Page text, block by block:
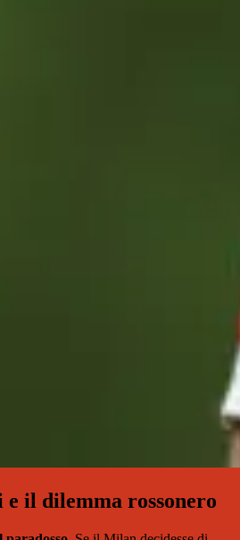
il dilemma rossonero